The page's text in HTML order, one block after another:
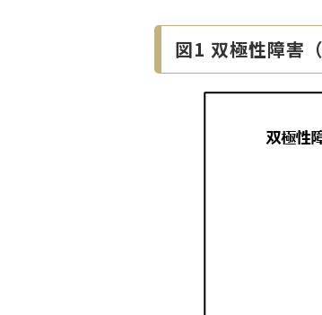
図1 双極性障害